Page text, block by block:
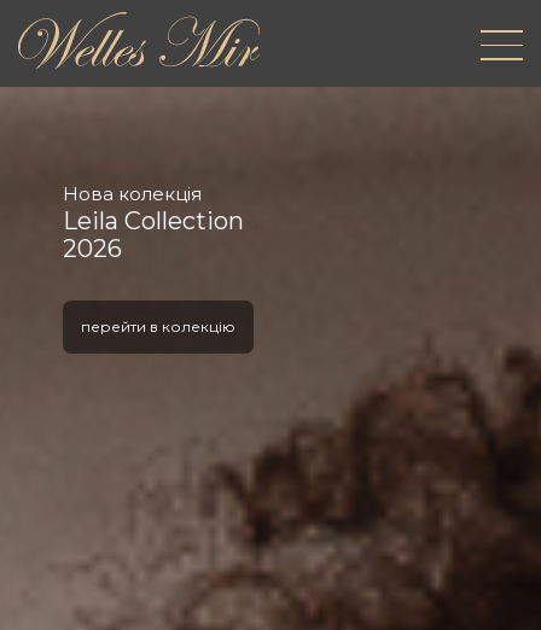
Нова колекція
Leila Collection
2026
перейти в колекцію